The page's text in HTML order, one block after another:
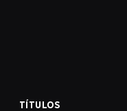
TÍTULOS